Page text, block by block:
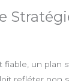
fiable, un plan